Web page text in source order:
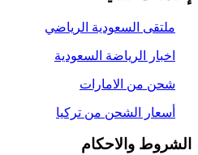
السعودية الرياضي
الرياضة السعودية
من الامارات
الشحن من تركيا
والاحكام